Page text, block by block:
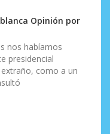
Opinión por
nos habíamos
presidencial
como a un